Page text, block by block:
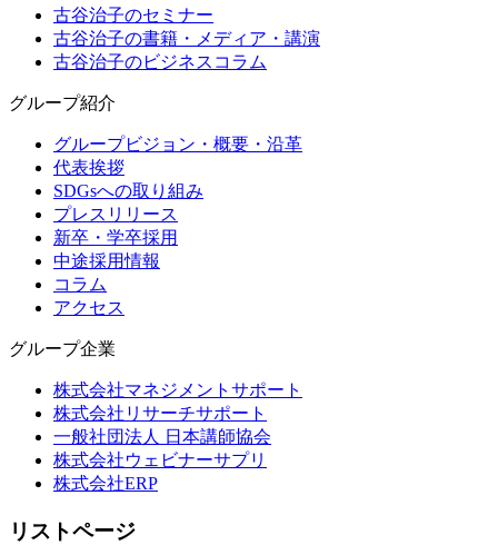
古谷治子のセミナー
古谷治子の書籍・メディア・講演
古谷治子のビジネスコラム
グループ紹介
グループビジョン・概要・沿革
代表挨拶
SDGsへの取り組み
プレスリリース
新卒・学卒採用
中途採用情報
コラム
アクセス
グループ企業
株式会社マネジメントサポート
株式会社リサーチサポート
一般社団法人 日本講師協会
株式会社ウェビナーサプリ
株式会社ERP
リストページ